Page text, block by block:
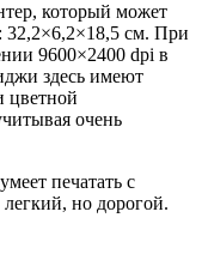
который может
32,2×6,2×18,5 см. При
9600×2400 dpi в
здесь имеют
цветной
очень
печатать с
но дорогой.